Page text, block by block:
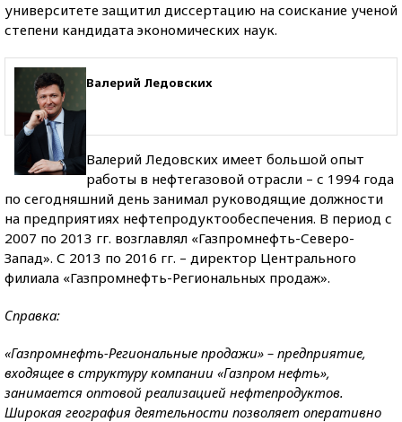
университете защитил диссертацию на соискание ученой
степени кандидата экономических наук.
Валерий Ледовских
Валерий Ледовских имеет большой опыт
работы в нефтегазовой отрасли – с 1994 года
по сегодняшний день занимал руководящие должности
на предприятиях нефтепродуктообеспечения. В период с
2007 по 2013 гг. возглавлял «Газпромнефть-Северо-
Запад». С 2013 по 2016 гг. – директор Центрального
филиала «Газпромнефть-Региональных продаж».
Справка:
«Газпромнефть-Региональные продажи» – предприятие,
входящее в структуру компании «Газпром нефть»,
занимается оптовой реализацией нефтепродуктов.
Широкая география деятельности позволяет оперативно